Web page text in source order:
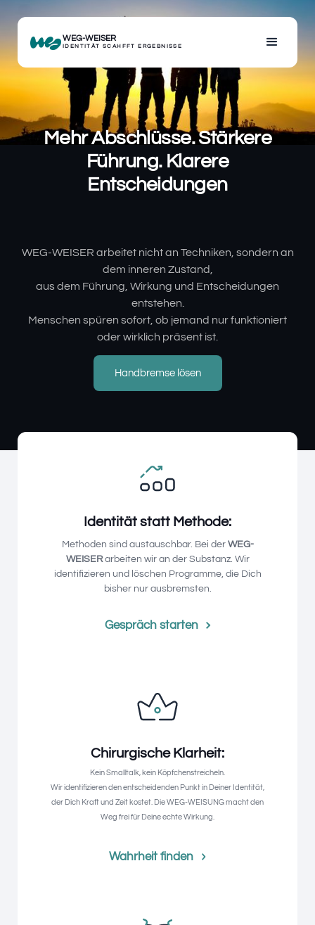
WEG-WEISER
IDENTITÄT SCAHFFT ERGEBNISSE
Mehr Abschlüsse. Stärkere
Führung. Klarere
Entscheidungen
WEG-WEISER arbeitet nicht an Techniken, sondern an
dem inneren Zustand,
aus dem Führung, Wirkung und Entscheidungen
entstehen.
Menschen spüren sofort, ob jemand nur funktioniert
oder wirklich präsent ist.
Handbremse lösen
Identität statt Methode:
Methoden sind austauschbar. Bei der WEG-
WEISERarbeiten wir an der Substanz. Wir
identifizieren und löschen Programme, die Dich
bisher nur ausbremsten.
Gespräch starten
Chirurgische Klarheit:
Kein Smalltalk, kein Köpfchenstreicheln.
Wir identifizieren den entscheidenden Punkt in Deiner Identität,
der Dich Kraft und Zeit kostet. Die WEG-WEISUNG macht den
Weg frei für Deine echte Wirkung.
Wahrheit finden